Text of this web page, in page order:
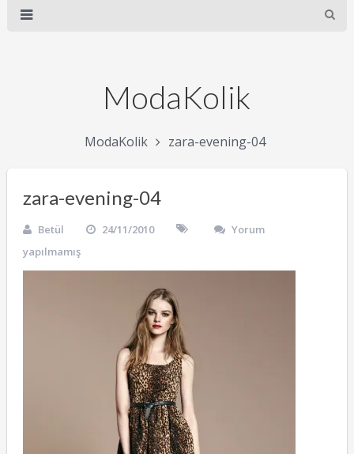
ModaKolik
ModaKolik zara-evening-04
zara-evening-04
Betül 24/11/2010
Yorum
yapılmamış